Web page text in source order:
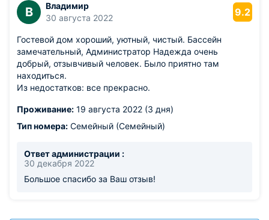
В
Владимир
30 августа 2022
9.2
Гостевой дом хороший, уютный, чистый. Бассейн
замечательный, Администратор Надежда очень
добрый, отзывчивый человек. Было приятно там
находиться.
Из недостатков: все прекрасно.
Проживание: 19 августа 2022 (3 дня)
Тип номера: Семейный (Семейный)
Ответ администрации :
30 декабря 2022
Большое спасибо за Ваш отзыв!